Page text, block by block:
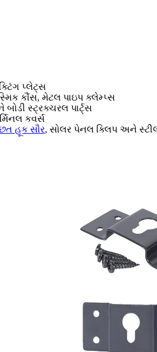
પ્લેટ્સ
કૌંસ, મેટલ પાઇપ ક્લેમ્પ્સ
સ્ટ્રક્ચરલ પાર્ટ્સ
કવર્સ
હૂક સૌર, સોલર પેનલ ક્લિપ અને